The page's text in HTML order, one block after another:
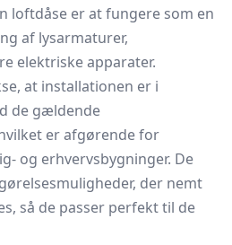
loftdåse er at fungere som en
af lysarmaturer,
elektriske apparater.
at installationen er i
de gældende
er afgørende for
og erhvervsbygninger. De
der nemt
så de passer perfekt til de